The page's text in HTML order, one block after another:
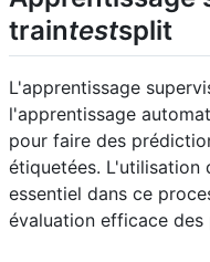
traintestsplit
L'apprentissage
l'apprentissage
pour faire des
étiquetées. L'utilisation
essentiel dans ce
évaluation efficace